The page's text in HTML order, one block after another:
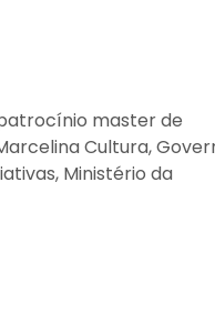
master de
Cultura,
Ministério da